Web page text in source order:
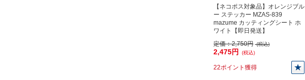
【ネコポス対象品】オレンジブル
ー ステッカー MZAS-839
mazume カッティングシート ホ
ワイト【即日発送】
定価：2,750円 (税込)
2,475円 (税込)
22ポイント獲得